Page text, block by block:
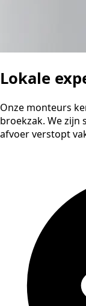
Lokale
Onze monteurs
broekzak. We zijn
afvoer verstopt